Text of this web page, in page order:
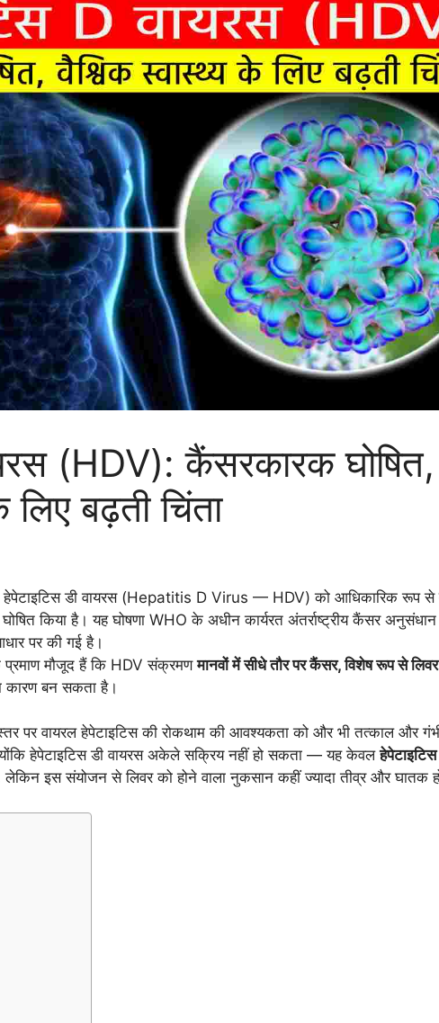
(HDV): कैंसरकारक घोषित,
बढ़ती चिंता
हेपेटाइटिस डी वायरस (Hepatitis D Virus — HDV) को आधिकारिक रूप से
घोषित किया है। यह घोषणा WHO के अधीन कार्यरत अंतर्राष्ट्रीय कैंसर
पर की गई है।
प्रमाण मौजूद हैं कि HDV संक्रमणमानवों में सीधे तौर पर कैंसर, विशेष रूप से
कारण बन सकता है।
पर वायरल हेपेटाइटिस की रोकथाम की आवश्यकता को और भी तत्काल और
हेपेटाइटिस डी वायरस अकेले सक्रिय नहीं हो सकता — यह केवलहेपेटाइटिस
इस संयोजन से लिवर को होने वाला नुकसान कहीं ज्यादा तीव्र और घातक